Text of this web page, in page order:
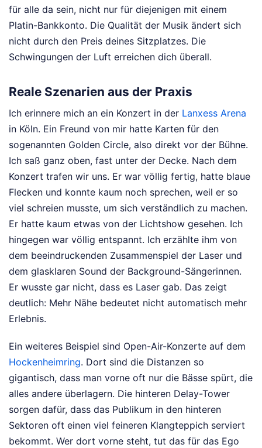
für alle da sein, nicht nur für diejenigen mit einem
Platin-Bankkonto. Die Qualität der Musik ändert sich
nicht durch den Preis deines Sitzplatzes. Die
Schwingungen der Luft erreichen dich überall.
Reale Szenarien aus der Praxis
Ich erinnere mich an ein Konzert in der Lanxess Arena
in Köln. Ein Freund von mir hatte Karten für den
sogenannten Golden Circle, also direkt vor der Bühne.
Ich saß ganz oben, fast unter der Decke. Nach dem
Konzert trafen wir uns. Er war völlig fertig, hatte blaue
Flecken und konnte kaum noch sprechen, weil er so
viel schreien musste, um sich verständlich zu machen.
Er hatte kaum etwas von der Lichtshow gesehen. Ich
hingegen war völlig entspannt. Ich erzählte ihm von
dem beeindruckenden Zusammenspiel der Laser und
dem glasklaren Sound der Background-Sängerinnen.
Er wusste gar nicht, dass es Laser gab. Das zeigt
deutlich: Mehr Nähe bedeutet nicht automatisch mehr
Erlebnis.
Ein weiteres Beispiel sind Open-Air-Konzerte auf dem
Hockenheimring. Dort sind die Distanzen so
gigantisch, dass man vorne oft nur die Bässe spürt, die
alles andere überlagern. Die hinteren Delay-Tower
sorgen dafür, dass das Publikum in den hinteren
Sektoren oft einen viel feineren Klangteppich serviert
bekommt. Wer dort vorne steht, tut das für das Ego